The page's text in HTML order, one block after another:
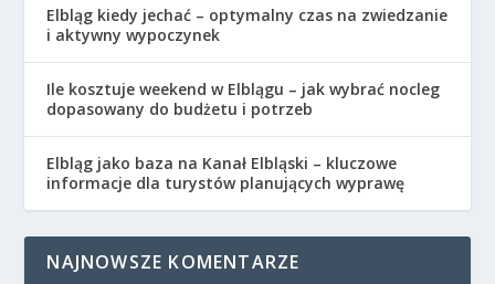
Elbląg kiedy jechać – optymalny czas na zwiedzanie
i aktywny wypoczynek
Ile kosztuje weekend w Elblągu – jak wybrać nocleg
dopasowany do budżetu i potrzeb
Elbląg jako baza na Kanał Elbląski – kluczowe
informacje dla turystów planujących wyprawę
NAJNOWSZE KOMENTARZE